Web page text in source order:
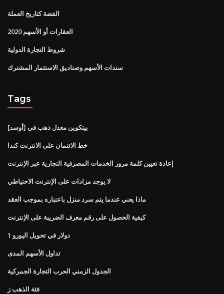
الفضة كتاريخ العملة
العقارات أو الأسهم 2020
شروط التجارة الدولية
سندات الأسهم وصناديق الاستثمار المشترك
Tags
بيتكوين معدل ذهب في [أوسد]
خط الائتمان على الانترنت كندا
إعادة تعيين كلمة مرور الخدمات المصرفية التجارية عبر الإنترنت
لا يوجد مزادات على الإنترنت الاحتياطي
ماذا يعني عندما يتم سرد منزل باعتباره بموجب العقد
كيفية الحصول على رقم معرف الضريبة على الإنترنت
1 دولار في تحويل اليورو
تداول الأسهم المدى
الجدول الزمني الحرب التجارة الجمركية
فئة الذهب ز